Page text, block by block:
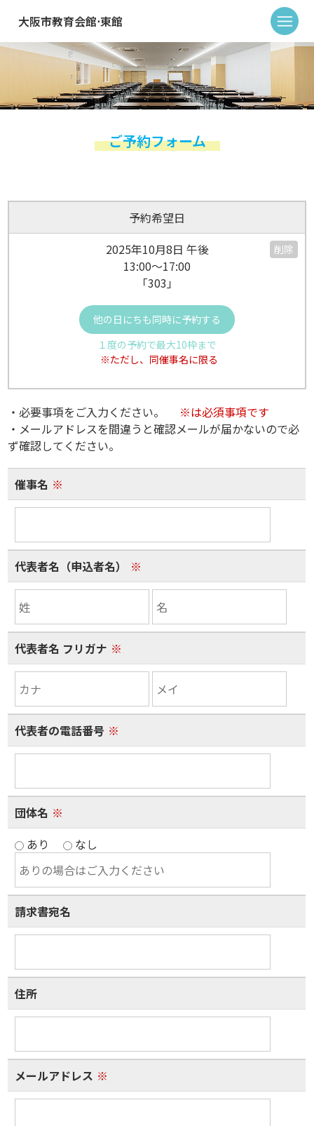
大阪市教育会館⋅東館
ご予約フォーム
予約希望日
2025年10月8日 午後
13:00～17:00
「303」
削除
他の日にちも同時に予約する
１度の予約で最大10枠まで
※ただし、同催事名に限る
・必要事項をご入力ください。
※は必須事項です
・メールアドレスを間違うと確認メールが届かないので必
ず確認してください。
催事名 ※
代表者名（申込者名） ※
代表者名 フリガナ ※
代表者の電話番号 ※
団体名 ※
あり
なし
請求書宛名
住所
メールアドレス ※